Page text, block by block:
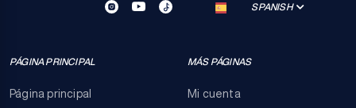
SPANISH
PÁGINA PRINCIPAL
Página principal
MÁS PÁGINAS
Mi cuenta